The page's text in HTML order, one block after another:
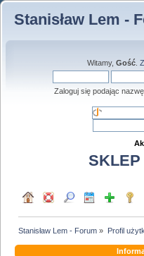
Stanisław Lem -
Witamy, Gość.
Zaloguj się podając
SKLEP
Stanisław Lem - Forum » Profil